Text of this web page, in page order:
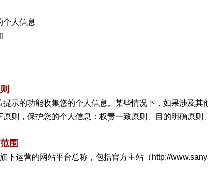
个人信息
示的功能收集您的个人信息。某些情况下，如果涉及
则，保护您的个人信息：权责一致原则、目的明确原
围
下运营的网站平台总称，包括官方主站（http://